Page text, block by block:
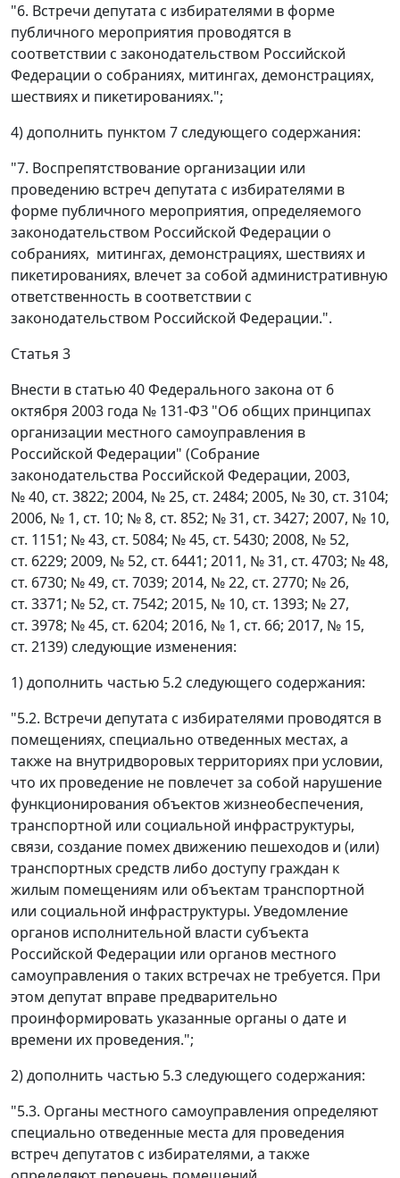
"6. Встречи депутата с избирателями в форме
публичного мероприятия проводятся в
соответствии с законодательством Российской
Федерации о собраниях, митингах, демонстрациях,
шествиях и пикетированиях.";
4) дополнить пунктом 7 следующего содержания:
"7. Воспрепятствование организации или
проведению встреч депутата с избирателями в
форме публичного мероприятия, определяемого
законодательством Российской Федерации о
собраниях, митингах, демонстрациях, шествиях и
пикетированиях, влечет за собой административную
ответственность в соответствии с
законодательством Российской Федерации.".
Статья 3
Внести в статью 40 Федерального закона от 6
октября 2003 года № 131-ФЗ "Об общих принципах
организации местного самоуправления в
Российской Федерации" (Собрание
законодательства Российской Федерации, 2003,
№ 40, ст. 3822; 2004, № 25, ст. 2484; 2005, № 30, ст. 3104;
2006, № 1, ст. 10; № 8, ст. 852; № 31, ст. 3427; 2007, № 10,
ст. 1151; № 43, ст. 5084; № 45, ст. 5430; 2008, № 52,
ст. 6229; 2009, № 52, ст. 6441; 2011, № 31, ст. 4703; № 48,
ст. 6730; № 49, ст. 7039; 2014, № 22, ст. 2770; № 26,
ст. 3371; № 52, ст. 7542; 2015, № 10, ст. 1393; № 27,
ст. 3978; № 45, ст. 6204; 2016, № 1, ст. 66; 2017, № 15,
ст. 2139) следующие изменения:
1) дополнить частью 5.2 следующего содержания:
"5.2. Встречи депутата с избирателями проводятся в
помещениях, специально отведенных местах, а
также на внутридворовых территориях при условии,
что их проведение не повлечет за собой нарушение
функционирования объектов жизнеобеспечения,
транспортной или социальной инфраструктуры,
связи, создание помех движению пешеходов и (или)
транспортных средств либо доступу граждан к
жилым помещениям или объектам транспортной
или социальной инфраструктуры. Уведомление
органов исполнительной власти субъекта
Российской Федерации или органов местного
самоуправления о таких встречах не требуется. При
этом депутат вправе предварительно
проинформировать указанные органы о дате и
времени их проведения.";
2) дополнить частью 5.3 следующего содержания:
"5.3. Органы местного самоуправления определяют
специально отведенные места для проведения
встреч депутатов с избирателями, а также